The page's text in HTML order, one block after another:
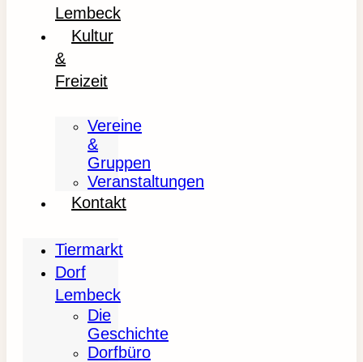
Lembeck
Kultur
&
Freizeit
Vereine
&
Gruppen
Veranstaltungen
Kontakt
Tiermarkt
Dorf
Lembeck
Die
Geschichte
Dorfbüro